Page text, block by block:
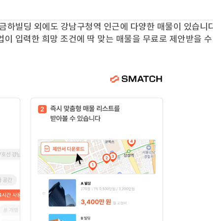
하빌딩 외에도 강남구청역 인근에 다양한 매물이 있습니
입력한 희망 조건에 딱 맞는 매물을 무료로 제안받을